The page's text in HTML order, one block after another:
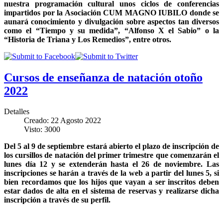
nuestra programación cultural unos ciclos de conferencias
impartidos por la Asociación CUM MAGNO IUBILO donde se
aunará conocimiento y divulgación sobre aspectos tan diversos
como el “Tiempo y su medida”, “Alfonso X el Sabio” o la
“Historia de Triana y Los Remedios”, entre otros.
Cursos de enseñanza de natación otoño
2022
Detalles
Creado: 22 Agosto 2022
Visto: 3000
Del 5 al 9 de septiembre estará abierto el plazo de inscripción de
los cursillos de natación del primer trimestre que comenzarán el
lunes día 12 y se extenderán hasta el 26 de noviembre. Las
inscripciones se harán a través de la web a partir del lunes 5, si
bien recordamos que los hijos que vayan a ser inscritos deben
estar dados de alta en el sistema de reservas y realizarse dicha
inscripción a través de su perfil.